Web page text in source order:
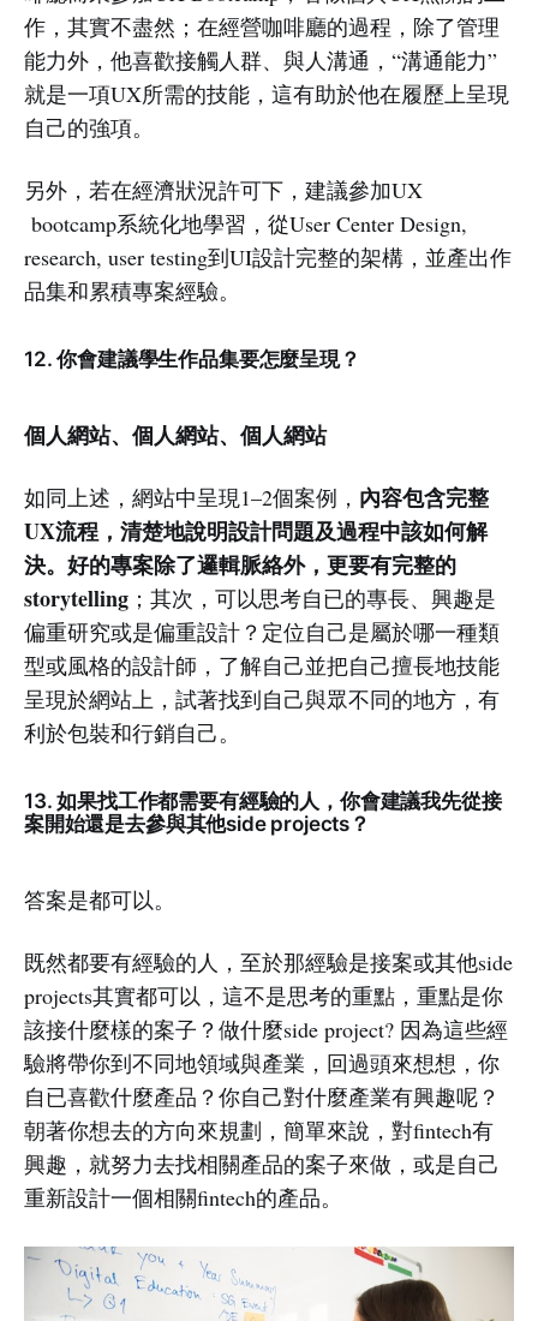
作，其實不盡然；在經營咖啡廳的過程，除了管理
能力外，他喜歡接觸人群、與人溝通，“溝通能力”
就是一項UX所需的技能，這有助於他在履歷上呈現
自己的強項。
另外，若在經濟狀況許可下，建議參加UX
bootcamp系統化地學習，從User Center Design,
research, user testing到UI設計完整的架構，並產出作
品集和累積專案經驗。
12. 你會建議學生作品集要怎麼呈現？
個人網站、個人網站、個人網站
如同上述，網站中呈現1–2個案例， 內容包含完整
UX流程，清楚地說明設計問題及過程中該如何解
決。好的專案除了邏輯脈絡外，更要有完整的
storytelling ；其次，可以思考自已的專長、興趣是
偏重研究或是偏重設計？定位自己是屬於哪一種類
型或風格的設計師，了解自己並把自己擅長地技能
呈現於網站上，試著找到自己與眾不同的地方，有
利於包裝和行銷自己。
13. 如果找工作都需要有經驗的人，你會建議我先從接
案開始還是去參與其他side projects？
答案是都可以。
既然都要有經驗的人，至於那經驗是接案或其他side
projects其實都可以，這不是思考的重點，重點是你
該接什麼樣的案子？做什麼side project? 因為這些經
驗將帶你到不同地領域與產業，回過頭來想想，你
自已喜歡什麼產品？你自己對什麼產業有興趣呢？
朝著你想去的方向來規劃，簡單來說，對fintech有
興趣，就努力去找相關產品的案子來做，或是自己
重新設計一個相關fintech的產品。